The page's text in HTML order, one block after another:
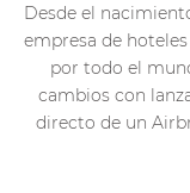
Desde el
empresa de
por todo el
cambios con
directo de un